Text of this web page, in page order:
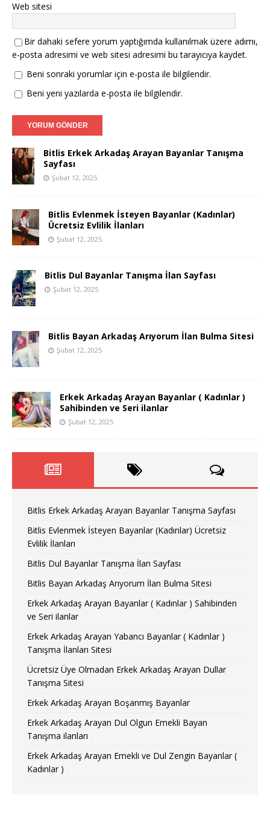
Web sitesi
Bir dahaki sefere yorum yaptığımda kullanılmak üzere adımı,
e-posta adresimi ve web sitesi adresimi bu tarayıcıya kaydet.
Beni sonraki yorumlar için e-posta ile bilgilendir.
Beni yeni yazılarda e-posta ile bilgilendir.
Bitlis Erkek Arkadaş Arayan Bayanlar Tanışma
Sayfası
Şubat 12, 2025
Bitlis Evlenmek İsteyen Bayanlar (Kadınlar)
Ücretsiz Evlilik İlanları
Şubat 12, 2025
Bitlis Dul Bayanlar Tanışma İlan Sayfası
Şubat 12, 2025
Bitlis Bayan Arkadaş Arıyorum İlan Bulma Sitesi
Şubat 12, 2025
Erkek Arkadaş Arayan Bayanlar ( Kadınlar )
Sahibinden ve Seri ilanlar
Şubat 12, 2025
Bitlis Erkek Arkadaş Arayan Bayanlar Tanışma Sayfası
Bitlis Evlenmek İsteyen Bayanlar (Kadınlar) Ücretsiz
Evlilik İlanları
Bitlis Dul Bayanlar Tanışma İlan Sayfası
Bitlis Bayan Arkadaş Arıyorum İlan Bulma Sitesi
Erkek Arkadaş Arayan Bayanlar ( Kadınlar ) Sahibinden
ve Seri ilanlar
Erkek Arkadaş Arayan Yabancı Bayanlar ( Kadınlar )
Tanışma İlanları Sitesi
Ücretsiz Üye Olmadan Erkek Arkadaş Arayan Dullar
Tanışma Sitesi
Erkek Arkadaş Arayan Boşanmış Bayanlar
Erkek Arkadaş Arayan Dul Olgun Emekli Bayan
Tanışma ilanları
Erkek Arkadaş Arayan Emekli ve Dul Zengin Bayanlar (
Kadınlar )